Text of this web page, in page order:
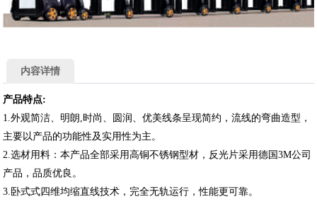
内容详情
产品特点:
1.外观简洁、明朗,时尚、圆润、优美线条呈现简约，流线的弯曲造型，
主要以产品的功能性及实用性为主。
2.选材用料：本产品全部采用高铜不锈钢型材，反光片采用德国3M公司
产品，品质优良。
3.卧式式四维均缩直线技术，完全无轨运行，性能更可靠。